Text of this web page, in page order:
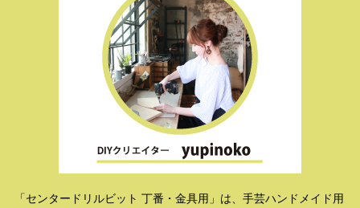
「センタードリルビット 丁番・金具用」は、手芸ハンドメイド用